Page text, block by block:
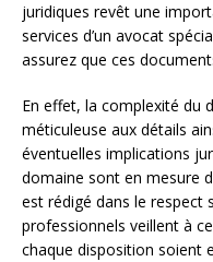
juridiques revêt une
services d’un avocat
assurez que ces
En effet, la complexité du
méticuleuse aux détails
éventuelles implications
domaine sont en mesure
est rédigé dans le respect
professionnels veillent à
chaque disposition soient